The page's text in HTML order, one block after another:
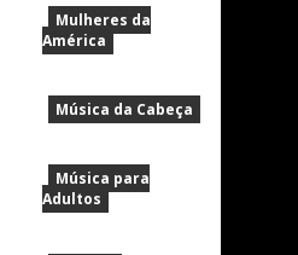
Mulheres da
América
Música da Cabeça
Música para
Adultos